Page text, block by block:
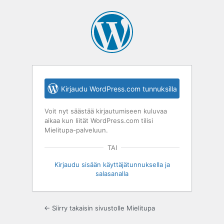
Kirjaudu WordPress.com tunnuksilla
Voit nyt säästää kirjautumiseen kuluvaa
aikaa kun liität WordPress.com tilisi
Mielitupa-palveluun.
TAI
Kirjaudu sisään käyttäjätunnuksella ja
salasanalla
← Siirry takaisin sivustolle Mielitupa